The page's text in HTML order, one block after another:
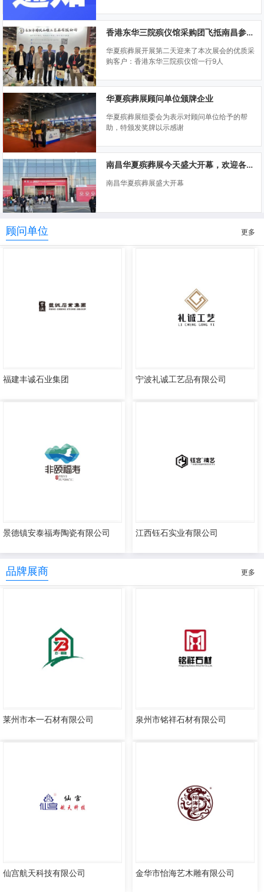
香港东华三院殡仪馆采购团飞抵南昌参观华夏殡葬展
华夏殡葬展开展第二天迎来了本次展会的优质采
购客户：香港东华三院殡仪馆一行9人
华夏殡葬展顾问单位颁牌企业
华夏殡葬展组委会为表示对顾问单位给予的帮
助，特颁发奖牌以示感谢
南昌华夏殡葬展今天盛大开幕，欢迎各位莅临指导
南昌华夏殡葬展盛大开幕
顾问单位 更多
福建丰诚石业集团 宁波礼诚工艺品有限公司
景德镇安泰福寿陶瓷有限公司 江西钰石实业有限公司
品牌展商 更多
莱州市本一石材有限公司 泉州市铭祥石材有限公司
仙宫航天科技有限公司 金华市怡海艺木雕有限公司